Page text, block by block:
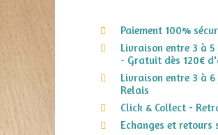
Paiement 100%
Livraison entre 3 à
- Gratuit dès 120€
Livraison entre 3 à
Relais
Click & Collect -
Echanges et retours